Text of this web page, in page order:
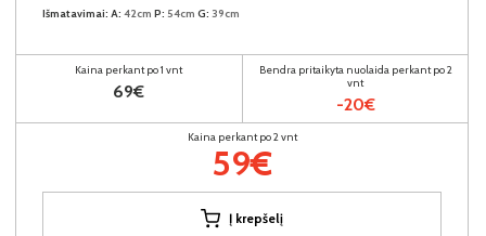
Išmatavimai: A: 42cm P: 54cm G: 39cm
Kaina perkant po 1 vnt
69€
Bendra pritaikyta nuolaida perkant po 2
vnt
-20€
Kaina perkant po 2 vnt
59€
Į krepšelį